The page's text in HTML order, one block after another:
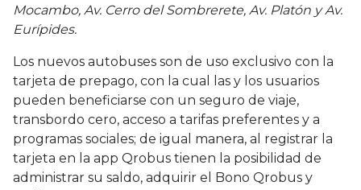
Mocambo, Av. Cerro del Sombrerete, Av. Platón y Av.
Eurípides.
Los nuevos autobuses son de uso exclusivo con la
tarjeta de prepago, con la cual las y los usuarios
pueden beneficiarse con un seguro de viaje,
transbordo cero, acceso a tarifas preferentes y a
programas sociales; de igual manera, al registrar la
tarjeta en la app Qrobus tienen la posibilidad de
administrar su saldo, adquirir el Bono Qrobus y